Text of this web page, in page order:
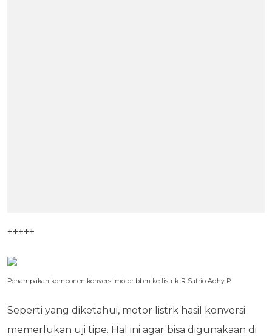
+++++
Penampakan komponen konversi motor bbm ke listrik-R Satrio Adhy P-
Seperti yang diketahui, motor listrk hasil konversi
memerlukan uji tipe. Hal ini agar bisa digunakaan di